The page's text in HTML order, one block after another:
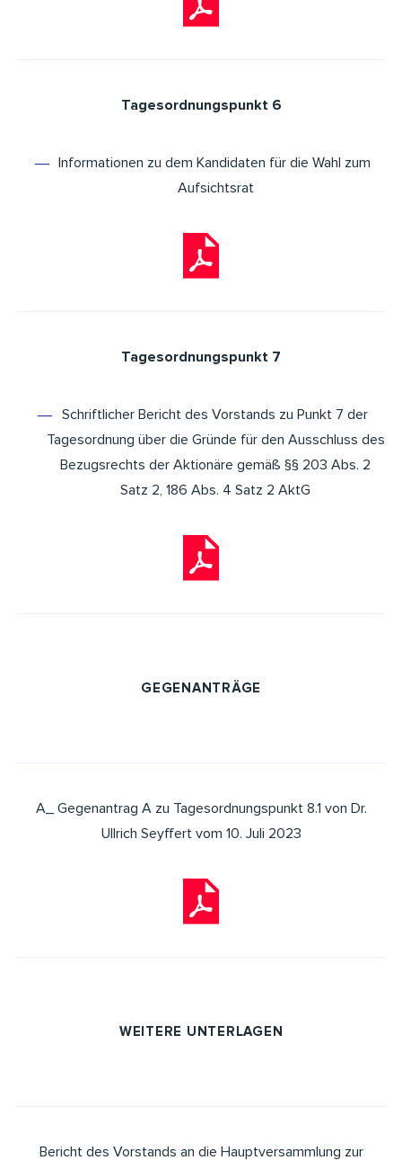
Tagesordnungspunkt 6
Informationen zu dem Kandidaten für die Wahl zum
Aufsichtsrat
Tagesordnungspunkt 7
Schriftlicher Bericht des Vorstands zu Punkt 7 der
Tagesordnung über die Gründe für den Ausschluss des
Bezugsrechts der Aktionäre gemäß §§ 203 Abs. 2
Satz 2, 186 Abs. 4 Satz 2 AktG
GEGENANTRÄGE
A_ Gegenantrag A zu Tagesordnungspunkt 8.1 von Dr.
Ullrich Seyffert vom 10. Juli 2023
WEITERE UNTERLAGEN
Bericht des Vorstands an die Hauptversammlung zur